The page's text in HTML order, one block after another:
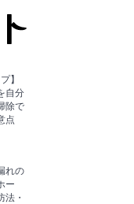
】
自分
除で
点
れの
ー
法・